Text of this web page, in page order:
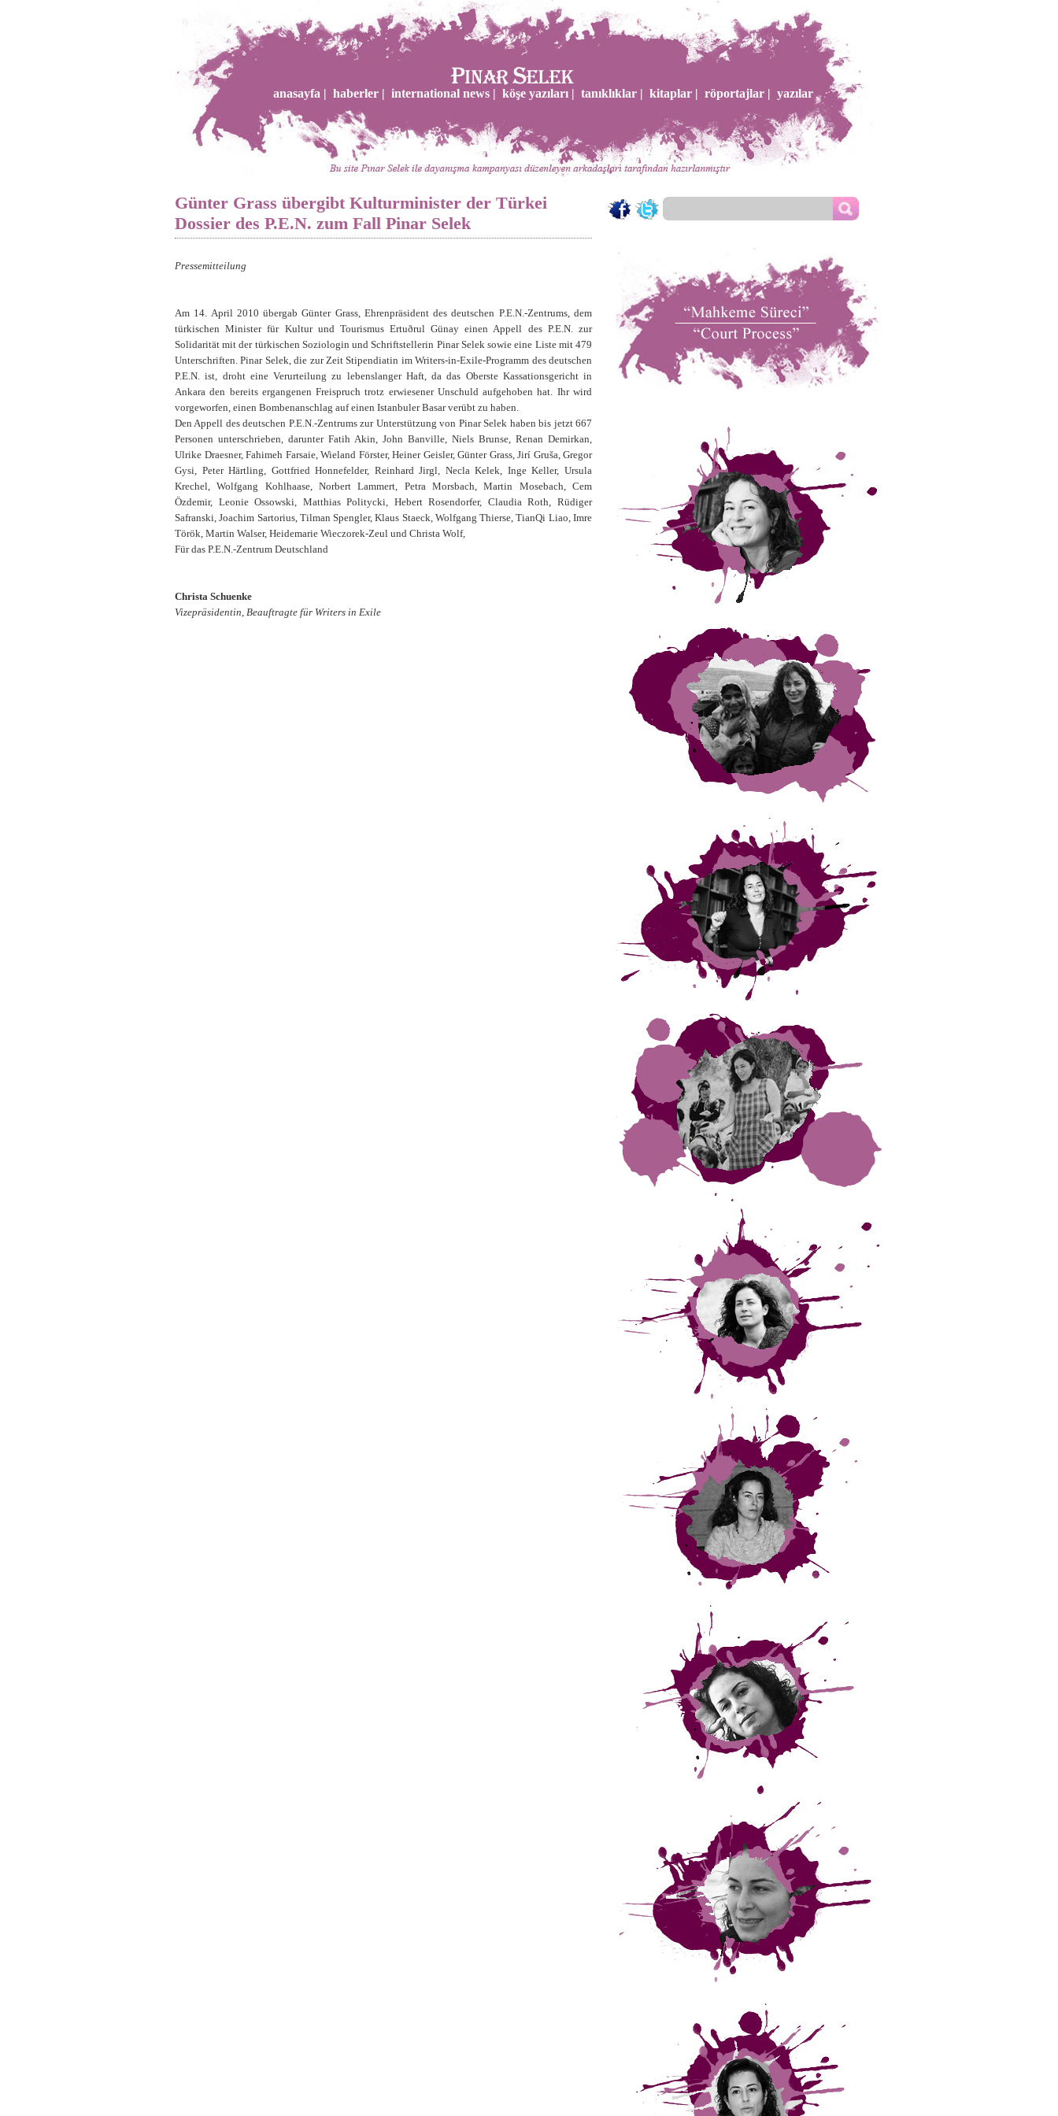
anasayfa | haberler | international news | köşe yazıları | tanıklıklar | kitaplar | röportajlar | yazılar
Günter Grass übergibt Kulturminister der Türkei
Dossier des P.E.N. zum Fall Pinar Selek
Pressemitteilung
Am 14. April 2010 übergab Günter Grass, Ehrenpräsident des deutschen P.E.N.-Zentrums, dem
türkischen Minister für Kultur und Tourismus Ertuðrul Günay einen Appell des P.E.N. zur
Solidarität mit der türkischen Soziologin und Schriftstellerin Pinar Selek sowie eine Liste mit 479
Unterschriften. Pinar Selek, die zur Zeit Stipendiatin im Writers-in-Exile-Programm des deutschen
P.E.N. ist, droht eine Verurteilung zu lebenslanger Haft, da das Oberste Kassationsgericht in
Ankara den bereits ergangenen Freispruch trotz erwiesener Unschuld aufgehoben hat. Ihr wird
vorgeworfen, einen Bombenanschlag auf einen Istanbuler Basar verübt zu haben.
Den Appell des deutschen P.E.N.-Zentrums zur Unterstützung von Pinar Selek haben bis jetzt 667
Personen unterschrieben, darunter Fatih Akin, John Banville, Niels Brunse, Renan Demirkan,
Ulrike Draesner, Fahimeh Farsaie, Wieland Förster, Heiner Geisler, Günter Grass, Jirí Gruša, Gregor
Gysi, Peter Härtling, Gottfried Honnefelder, Reinhard Jirgl, Necla Kelek, Inge Keller, Ursula
Krechel, Wolfgang Kohlhaase, Norbert Lammert, Petra Morsbach, Martin Mosebach, Cem
Özdemir, Leonie Ossowski, Matthias Politycki, Hebert Rosendorfer, Claudia Roth, Rüdiger
Safranski, Joachim Sartorius, Tilman Spengler, Klaus Staeck, Wolfgang Thierse, TianQi Liao, Imre
Török, Martin Walser, Heidemarie Wieczorek-Zeul und Christa Wolf,
Für das P.E.N.-Zentrum Deutschland
Christa Schuenke
Vizepräsidentin, Beauftragte für Writers in Exile